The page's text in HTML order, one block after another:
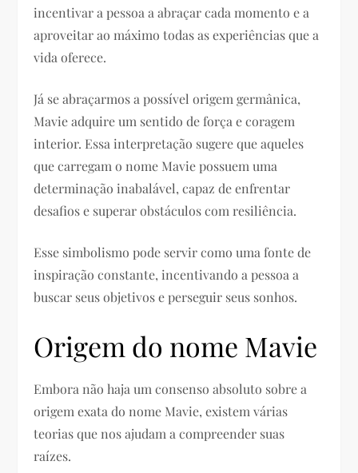
incentivar a pessoa a abraçar cada momento e a
aproveitar ao máximo todas as experiências que a
vida oferece.
Já se abraçarmos a possível origem germânica,
Mavie adquire um sentido de força e coragem
interior. Essa interpretação sugere que aqueles
que carregam o nome Mavie possuem uma
determinação inabalável, capaz de enfrentar
desafios e superar obstáculos com resiliência.
Esse simbolismo pode servir como uma fonte de
inspiração constante, incentivando a pessoa a
buscar seus objetivos e perseguir seus sonhos.
Origem do nome Mavie
Embora não haja um consenso absoluto sobre a
origem exata do nome Mavie, existem várias
teorias que nos ajudam a compreender suas
raízes.